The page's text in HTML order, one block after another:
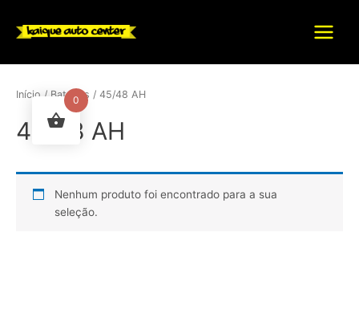
para
Main
Início / Baterias / 45/48 AH
45/48 AH
Nenhum produto foi encontrado para a sua
seleção.
0